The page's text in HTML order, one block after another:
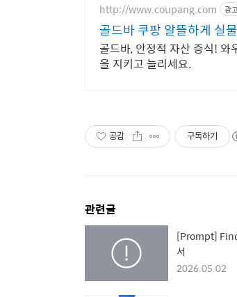
http://www.coupang.com 광
골드바 쿠팡 알뜰하게 실
골드바, 안정적 자산 증식! 와
을 지키고 늘리세요.
공감 구독하기
관련글
[Prompt]
서
2026.05.02